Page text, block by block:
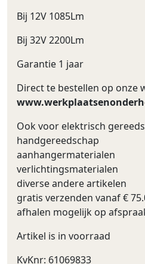
Bij 12V 1085Lm
Bij 32V 2200Lm
Garantie 1 jaar
Direct te bestellen op onze
Ook voor elektrisch
handgereedschap
aanhangermaterialen
verlichtingsmaterialen
diverse andere artikelen
gratis verzenden vanaf €
afhalen mogelijk op
Artikel is in voorraad
KvKnr: 61069833